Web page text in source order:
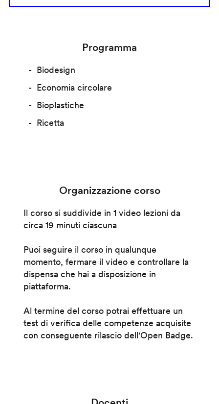
Programma
Biodesign
Economia circolare
Bioplastiche
Ricetta
Organizzazione corso
Il corso si suddivide in 1 video lezioni da
circa 19 minuti ciascuna
Puoi seguire il corso in qualunque
momento, fermare il video e controllare la
dispensa che hai a disposizione in
piattaforma.
Al termine del corso potrai effettuare un
test di verifica delle competenze acquisite
con conseguente rilascio dell'Open Badge.